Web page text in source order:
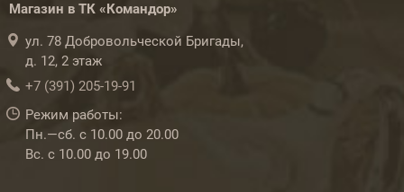
Магазин в ТК «Командор»
ул. 78 Добровольческой Бригады,
д. 12, 2 этаж
+7 (391) 205-19-91
Режим работы:
Пн.—сб. с 10.00 до 20.00
Вс. с 10.00 до 19.00